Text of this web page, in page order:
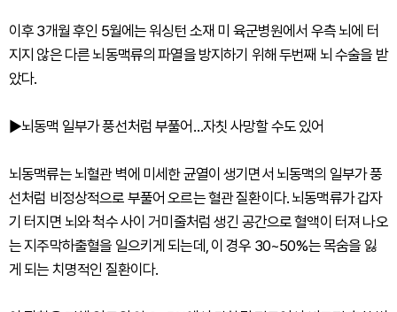
이후 3개월 후인 5월에는 워싱턴 소재 미 육군병원에서 우측 뇌에 터
지지 않은 다른 뇌동맥류의 파열을 방지하기 위해 두번째 뇌 수술을 받
았다.
▶뇌동맥 일부가 풍선처럼 부풀어…자칫 사망할 수도 있어
뇌동맥류는 뇌혈관 벽에 미세한 균열이 생기면서 뇌동맥의 일부가 풍
선처럼 비정상적으로 부풀어 오르는 혈관 질환이다. 뇌동맥류가 갑자
기 터지면 뇌와 척수 사이 거미줄처럼 생긴 공간으로 혈액이 터져 나오
는 지주막하출혈을 일으키게 되는데, 이 경우 30~50%는 목숨을 잃
게 되는 치명적인 질환이다.